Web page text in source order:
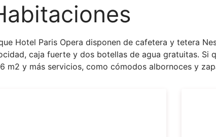
Hotel Paris Opera disponen de cafetera y tetera
caja fuerte y dos botellas de agua gratuitas. Si
m2 y más servicios, como cómodos albornoces y